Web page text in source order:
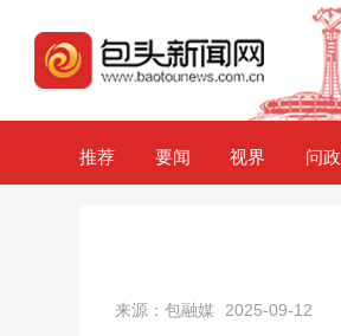
推荐 要闻 视界 问政
来源：包融媒 2025-09-12